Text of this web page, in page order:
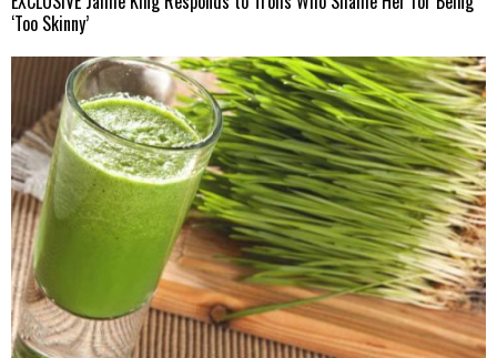
‘Too Skinny’